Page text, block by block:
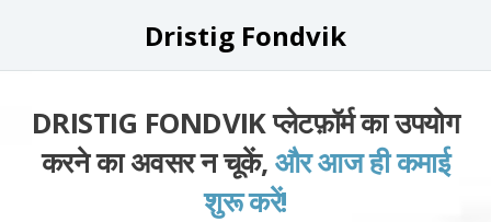
Dristig Fondvik
DRISTIG FONDVIK प्लेटफ़ॉर्म का उपयोग
करने का अवसर न चूकें, और आज ही कमाई
शुरू करें!